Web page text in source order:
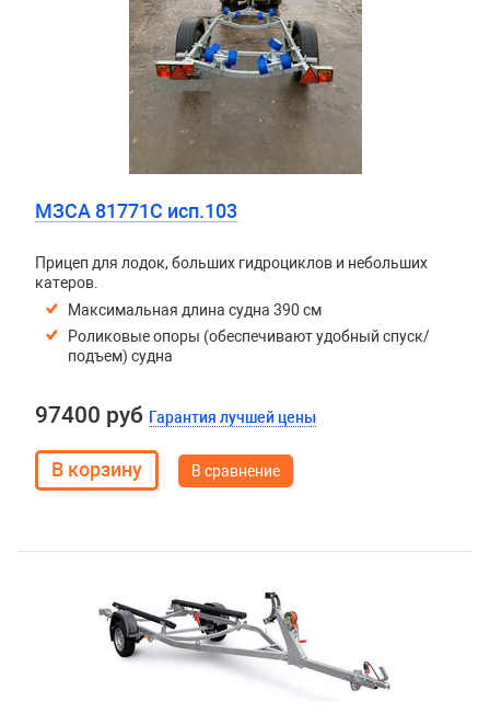
МЗСА 81771C исп.103
Прицеп для лодок, больших гидроциклов и небольших
катеров.
Максимальная длина судна 390 см
Роликовые опоры (обеспечивают удобный спуск/
подъем) судна
97400 руб Гарантия лучшей цены
В сравнение